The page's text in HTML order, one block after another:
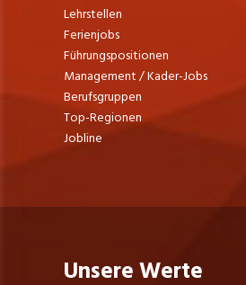
Lehrstellen
Ferienjobs
Führungspositionen
Management / Kader-Jobs
Berufsgruppen
Top-Regionen
Jobline
Unsere Werte